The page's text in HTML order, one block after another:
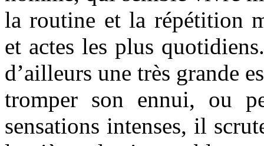
la routine et la répétition
et actes les plus
d’ailleurs une très grande
tromper son ennui, ou
sensations intenses, il